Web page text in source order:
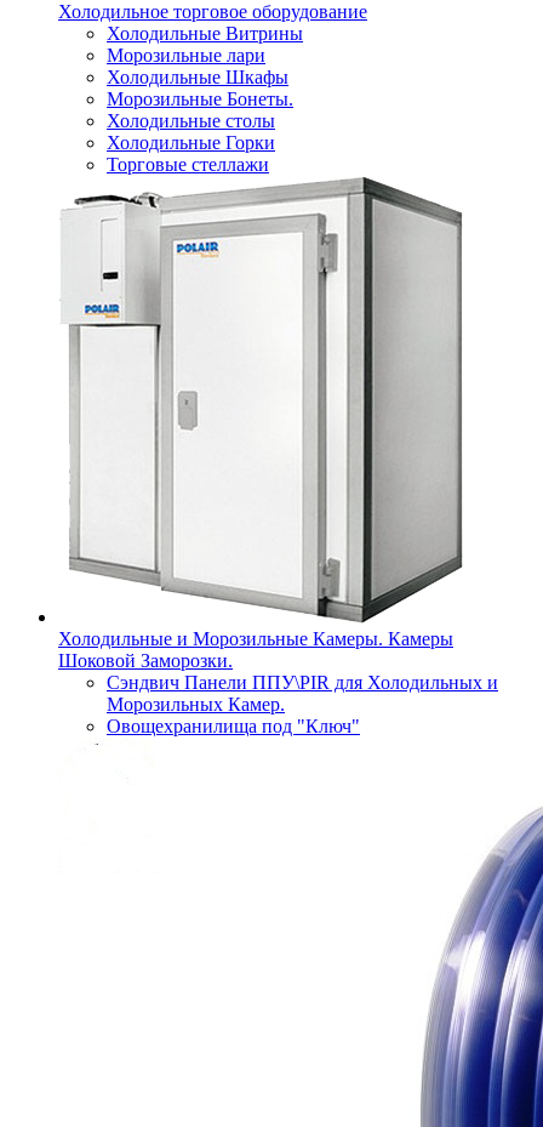
Холодильное торговое оборудование
Холодильные Витрины
Морозильные лари
Холодильные Шкафы
Морозильные Бонеты.
Холодильные столы
Холодильные Горки
Торговые стеллажи
Холодильные и Морозильные Камеры. Камеры
Шоковой Заморозки.
Сэндвич Панели ППУ\PIR для Холодильных и
Морозильных Камер.
Овощехранилища под "Ключ"